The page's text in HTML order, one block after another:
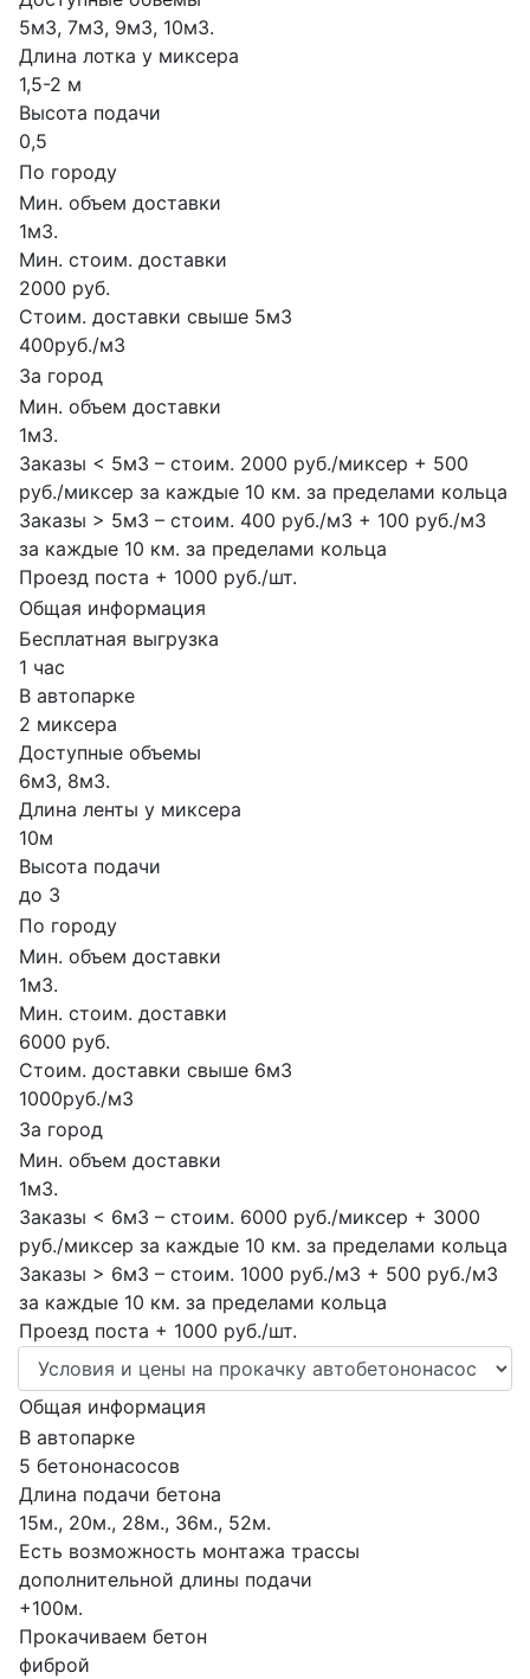
5м3, 7м3, 9м3, 10м3.
Длина лотка у миксера
1,5-2 м
Высота подачи
0,5
По городу
Мин. объем доставки
1м3.
Мин. стоим. доставки
2000 руб.
Стоим. доставки свыше 5м3
400руб./м3
За город
Мин. объем доставки
1м3.
Заказы < 5м3 – стоим. 2000 руб./миксер + 500
руб./миксер за каждые 10 км. за пределами кольца
Заказы > 5м3 – стоим. 400 руб./м3 + 100 руб./м3
за каждые 10 км. за пределами кольца
Проезд поста + 1000 руб./шт.
Общая информация
Бесплатная выгрузка
1 час
В автопарке
2 миксера
Доступные объемы
6м3, 8м3.
Длина ленты у миксера
10м
Высота подачи
до 3
По городу
Мин. объем доставки
1м3.
Мин. стоим. доставки
6000 руб.
Стоим. доставки свыше 6м3
1000руб./м3
За город
Мин. объем доставки
1м3.
Заказы < 6м3 – стоим. 6000 руб./миксер + 3000
руб./миксер за каждые 10 км. за пределами кольца
Заказы > 6м3 – стоим. 1000 руб./м3 + 500 руб./м3
за каждые 10 км. за пределами кольца
Проезд поста + 1000 руб./шт.
Общая информация
В автопарке
5 бетононасосов
Длина подачи бетона
15м., 20м., 28м., 36м., 52м.
Есть возможность монтажа трассы
дополнительной длины подачи
+100м.
Прокачиваем бетон
фиброй